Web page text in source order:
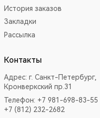
История заказов
Закладки
Рассылка
Контакты
Адрес: г. Санкт-Петербург,
Кронверкский пр.31
Телефон: +7 981-698-83-55
+7 (812) 232-2682